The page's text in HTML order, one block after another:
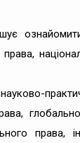
права,